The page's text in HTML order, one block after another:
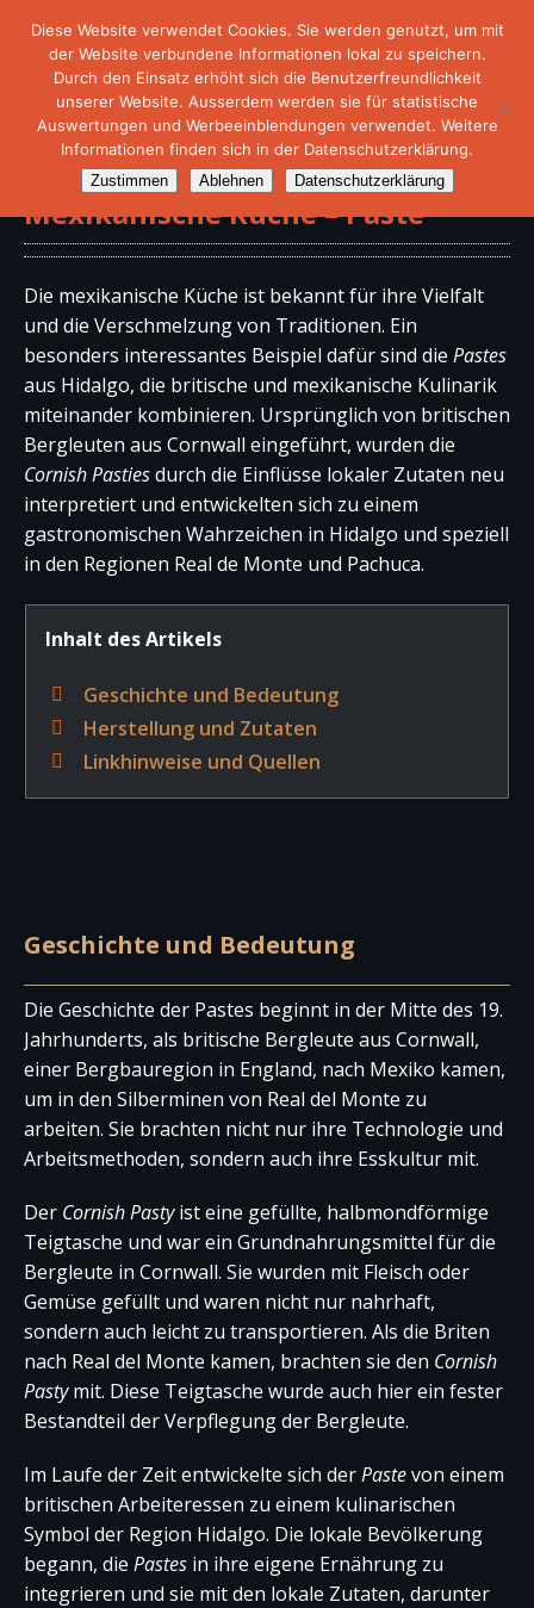
Mexikanische Küche – Paste
Die mexikanische Küche ist bekannt für ihre Vielfalt
und die Verschmelzung von Traditionen. Ein
besonders interessantes Beispiel dafür sind die Pastes
aus Hidalgo, die britische und mexikanische Kulinarik
miteinander kombinieren. Ursprünglich von britischen
Bergleuten aus Cornwall eingeführt, wurden die
Cornish Pastiesdurch die Einflüsse lokaler Zutaten neu
interpretiert und entwickelten sich zu einem
gastronomischen Wahrzeichen in Hidalgo und speziell
in den Regionen Real de Monte und Pachuca.
Inhalt des Artikels
Geschichte und Bedeutung
Herstellung und Zutaten
Linkhinweise und Quellen
Geschichte und Bedeutung
Die Geschichte der Pastes beginnt in der Mitte des 19.
Jahrhunderts, als britische Bergleute aus Cornwall,
einer Bergbauregion in England, nach Mexiko kamen,
um in den Silberminen von Real del Monte zu
arbeiten. Sie brachten nicht nur ihre Technologie und
Arbeitsmethoden, sondern auch ihre Esskultur mit.
Der Cornish Pastyist eine gefüllte, halbmondförmige
Teigtasche und war ein Grundnahrungsmittel für die
Bergleute in Cornwall. Sie wurden mit Fleisch oder
Gemüse gefüllt und waren nicht nur nahrhaft,
sondern auch leicht zu transportieren. Als die Briten
nach Real del Monte kamen, brachten sie den Cornish
Pastymit. Diese Teigtasche wurde auch hier ein fester
Bestandteil der Verpflegung der Bergleute.
Im Laufe der Zeit entwickelte sich derPastevon einem
britischen Arbeiteressen zu einem kulinarischen
Symbol der Region Hidalgo. Die lokale Bevölkerung
begann, die Pastes in ihre eigene Ernährung zu
integrieren und sie mit den lokale Zutaten, darunter
Diese Website verwendet Cookies. Sie werden genutzt, um mit
der Website verbundene Informationen lokal zu speichern.
Durch den Einsatz erhöht sich die Benutzerfreundlichkeit
unserer Website. Ausserdem werden sie für statistische
Auswertungen und Werbeeinblendungen verwendet. Weitere
Informationen finden sich in der Datenschutzerklärung.
Zustimmen Ablehnen Datenschutzerklärung